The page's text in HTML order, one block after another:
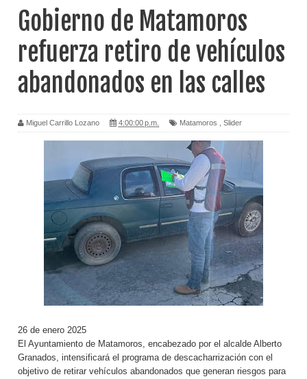
Gobierno de Matamoros
refuerza retiro de vehículos
abandonados en las calles
Miguel Carrillo Lozano 4:00:00 p.m. Matamoros Slider
26 de enero 2025
El Ayuntamiento de Matamoros, encabezado por el alcalde Alberto
Granados, intensificará el programa de descacharrización con el
objetivo de retirar vehículos abandonados que generan riesgos para